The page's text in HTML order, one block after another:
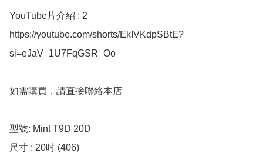
YouTube片介紹 : 2
https://youtube.com/shorts/EkIVKdpSBtE?
si=eJaV_1U7FqGSR_Oo
如需購買，請直接聯絡本店
型號: Mint T9D 20D
尺寸 : 20吋 (406)